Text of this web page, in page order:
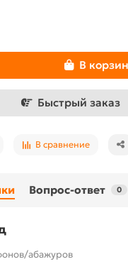
В
Быстрый заказ
В сравнение
Вопрос-ответ 0
абажуров